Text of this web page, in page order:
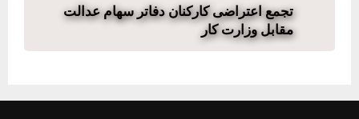
تجمع اعتراضی کارکنان دفاتر سهام عدالت
مقابل وزارت کار